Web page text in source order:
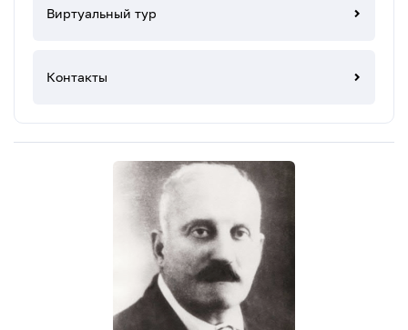
Виртуальный тур
Контакты